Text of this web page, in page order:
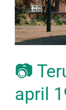
📷
april